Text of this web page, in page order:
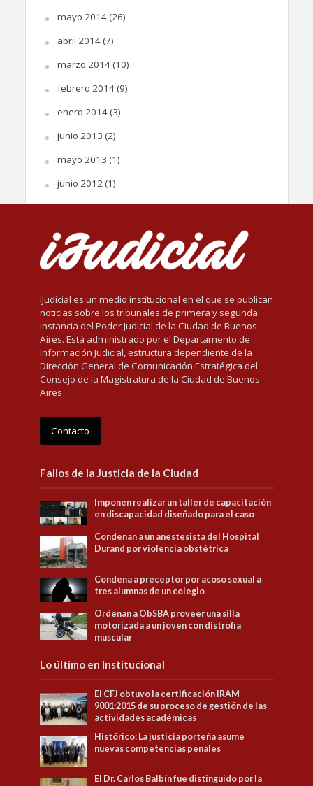
mayo 2014(26)
abril 2014(7)
marzo 2014(10)
febrero 2014(9)
enero 2014(3)
junio 2013 (2)
mayo 2013 (1)
junio 2012(1)
iJudicial es un medio institucional en el que se publican
noticias sobre los tribunales de primera y segunda
instancia del Poder Judicial de la Ciudad de Buenos
Aires. Está administrado por el Departamento de
Información Judicial, estructura dependiente de la
Dirección General de Comunicación Estratégica del
Consejo de la Magistratura de la Ciudad de Buenos
Aires
Contacto
Fallos de la Justicia de la Ciudad
Imponen realizar un taller de capacitación
en discapacidad diseñado para el caso
Condenan a un anestesista del Hospital
Durand por violencia obstétrica
Condena a preceptor por acoso sexual a
tres alumnas de un colegio
Ordenan a ObSBA proveer una silla
motorizada a un joven con distrofia
muscular
Lo último en Institucional
El CFJ obtuvo la certificación IRAM
9001:2015 de su proceso de gestión de las
actividades académicas
Histórico: La justicia porteña asume
nuevas competencias penales
El Dr. Carlos Balbín fue distinguido por la